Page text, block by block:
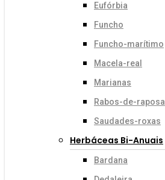
Eufórbia
Funcho
Funcho-marítimo
Macela-real
Marianas
Rabos-de-raposa
Saudades-roxas
Herbáceas Bi-Anuais
Bardana